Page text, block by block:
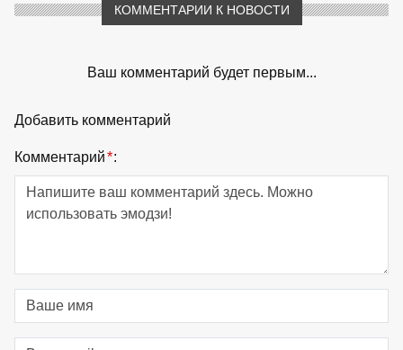
КОММЕНТАРИИ К НОВОСТИ
Ваш комментарий будет первым...
Добавить комментарий
Комментарий*: